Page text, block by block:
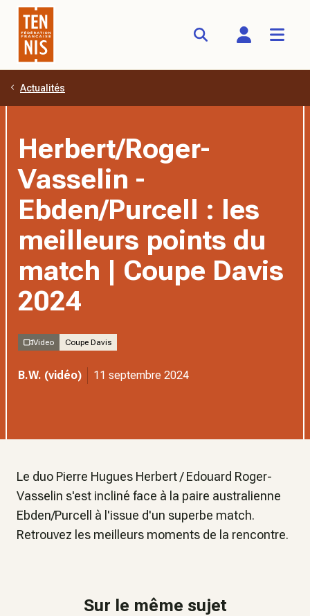
Aller au contenu principal
Actualités
Herbert/Roger-
Vasselin -
Ebden/Purcell : les
meilleurs points du
match | Coupe Davis
2024
Video Coupe Davis
B.W. (vidéo) 11 septembre 2024
Le duo Pierre Hugues Herbert / Edouard Roger-
Vasselin s'est incliné face à la paire australienne
Ebden/Purcell à l'issue d'un superbe match.
Retrouvez les meilleurs moments de la rencontre.
Sur le même sujet